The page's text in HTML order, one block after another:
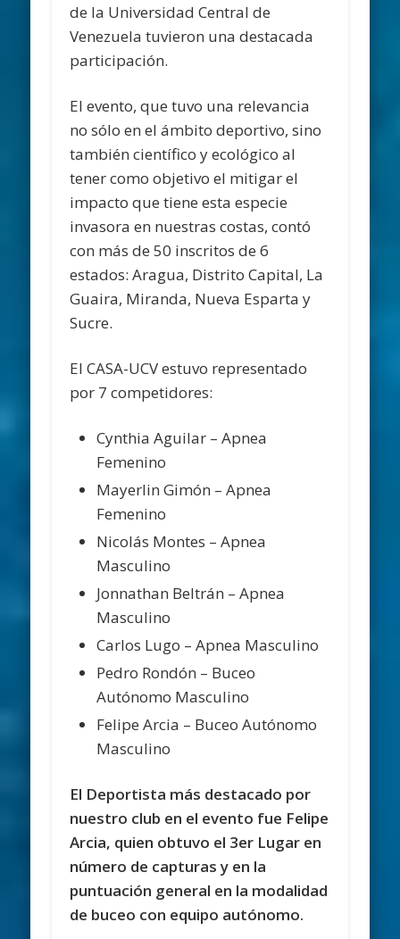
de la Universidad Central de
Venezuela tuvieron una destacada
participación.
El evento, que tuvo una relevancia
no sólo en el ámbito deportivo, sino
también científico y ecológico al
tener como objetivo el mitigar el
impacto que tiene esta especie
invasora en nuestras costas, contó
con más de 50 inscritos de 6
estados: Aragua, Distrito Capital, La
Guaira, Miranda, Nueva Esparta y
Sucre.
El CASA-UCV estuvo representado
por 7 competidores:
Cynthia Aguilar – Apnea
Femenino
Mayerlin Gimón – Apnea
Femenino
Nicolás Montes – Apnea
Masculino
Jonnathan Beltrán – Apnea
Masculino
Carlos Lugo – Apnea Masculino
Pedro Rondón – Buceo
Autónomo Masculino
Felipe Arcia – Buceo Autónomo
Masculino
El Deportista más destacado por
nuestro club en el evento fue Felipe
Arcia, quien obtuvo el 3er Lugar en
número de capturas y en la
puntuación general en la modalidad
de buceo con equipo autónomo.